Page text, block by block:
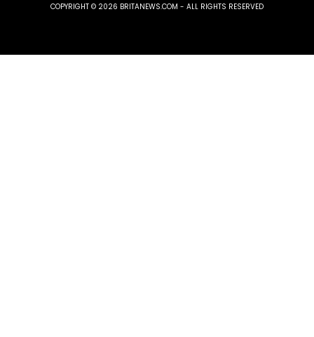
COPYRIGHT © 2026 BRITANEWS.COM - ALL RIGHTS RESERVED